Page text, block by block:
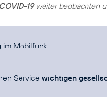
COVID-19weiter beobachten
im Mobilfunk
Service wichtigen